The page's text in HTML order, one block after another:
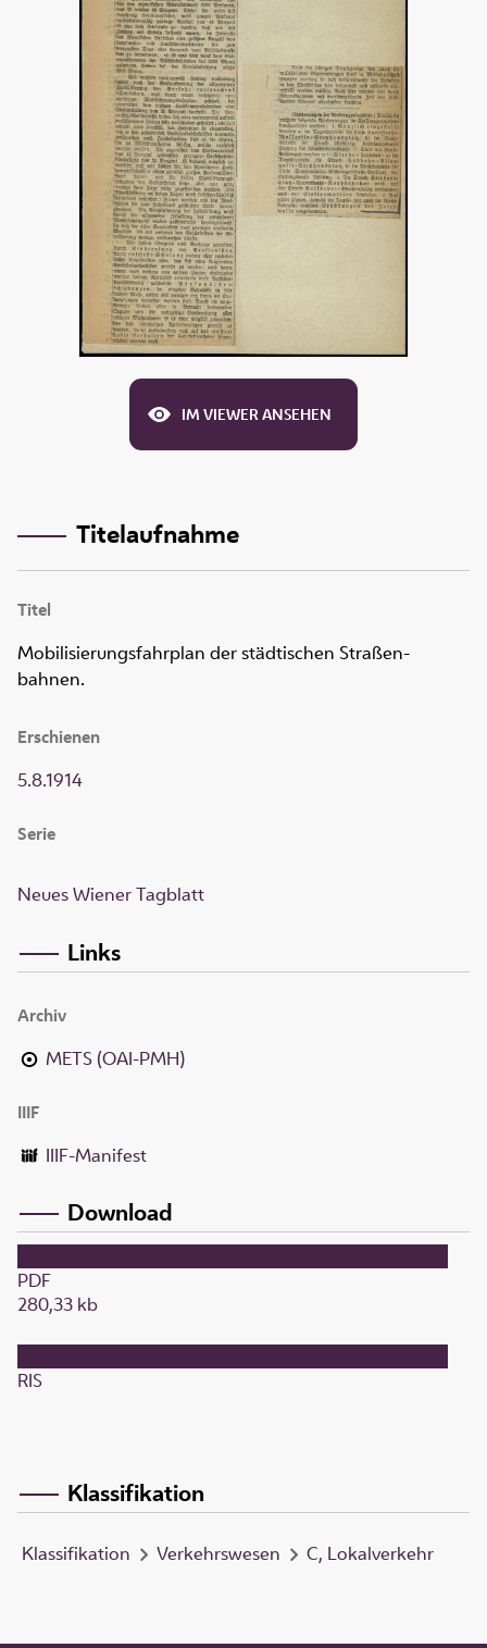
IM VIEWER ANSEHEN
Titelaufnahme
Titel
Mobilisierungsfahrplan der städtischen Straßen-
bahnen.
Erschienen
5.8.1914
Serie
Neues Wiener Tagblatt
Links
Archiv
METS (OAI-PMH)
IIIF
IIIF-Manifest
Download
PDF
280,33 kb
RIS
Klassifikation
Klassifikation Verkehrswesen C, Lokalverkehr